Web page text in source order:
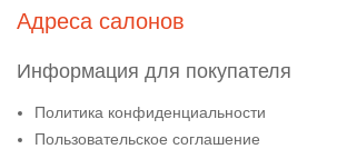
Адреса салонов
Информация для покупателя
Политика конфиденциальности
Пользовательское соглашение